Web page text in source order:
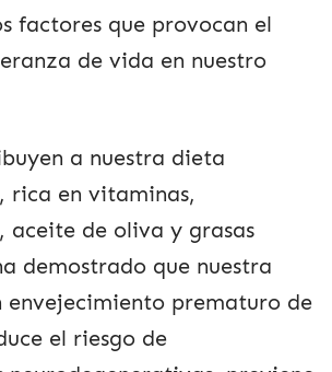
factores que provocan el
de vida en nuestro
a nuestra dieta
rica en vitaminas,
aceite de oliva y grasas
demostrado que nuestra
prematuro de
el riesgo de